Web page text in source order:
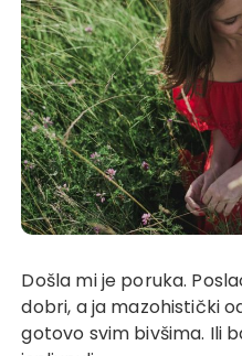
Došla mi je poruka.
dobri, a ja mazohistički
gotovo svim bivšima. Ili